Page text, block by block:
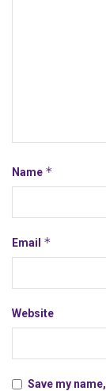
Name *
Email *
Website
Save my